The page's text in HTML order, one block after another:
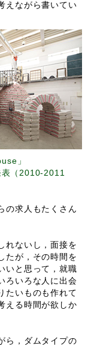
えながら書いてい
」
表（2010-2011
の求人もたくさん
れないし，面接を
たが，その時間を
いと思って，就職
ろいろな人に出会
たいものも作れて
える時間が欲しか
ら，ダムタイプの